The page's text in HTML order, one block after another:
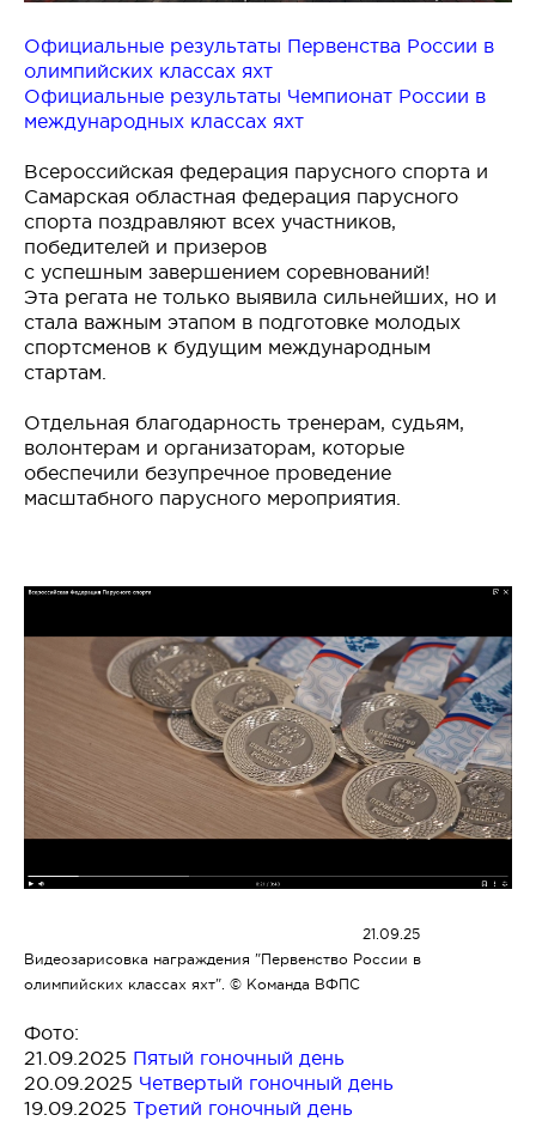
Официальные результаты Первенства России в
олимпийских классах яхт
Официальные результаты Чемпионат России в
международных классах яхт
Всероссийская федерация парусного спорта и
Самарская областная федерация парусного
спорта поздравляют всех участников,
победителей и призеров
с успешным завершением соревнований!
Эта регата не только выявила сильнейших, но и
стала важным этапом в подготовке молодых
спортсменов к будущим международным
стартам.
Отдельная благодарность тренерам, судьям,
волонтерам и организаторам, которые
обеспечили безупречное проведение
масштабного парусного мероприятия.
21.09.25
Видеозарисовка награждения "Первенство России в
олимпийских классах яхт". © Команда ВФПС
Фото:
21.09.2025 Пятый гоночный день
20.09.2025 Четвертый гоночный день
19.09.2025 Третий гоночный день